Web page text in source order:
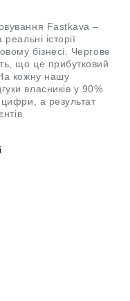
Fastkava –
історії
бізнесі. Чергове
що це прибутковий
кожну нашу
власників у 90%
цифри, а результат